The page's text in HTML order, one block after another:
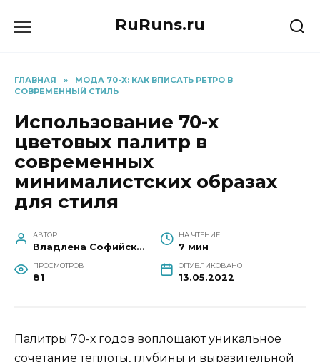
RuRuns.ru
ГЛАВНАЯ »
МОДА 70-Х: КАК ВПИСАТЬ РЕТРО В
СОВРЕМЕННЫЙ СТИЛЬ
Использование 70-х
цветовых палитр в
современных
минималистских образах
для стиля
АВТОР
Владлена Софийская
НА ЧТЕНИЕ
7 мин
ПРОСМОТРОВ
81
ОПУБЛИКОВАНО
13.05.2022
Палитры 70-х годов воплощают уникальное
сочетание теплоты, глубины и выразительной